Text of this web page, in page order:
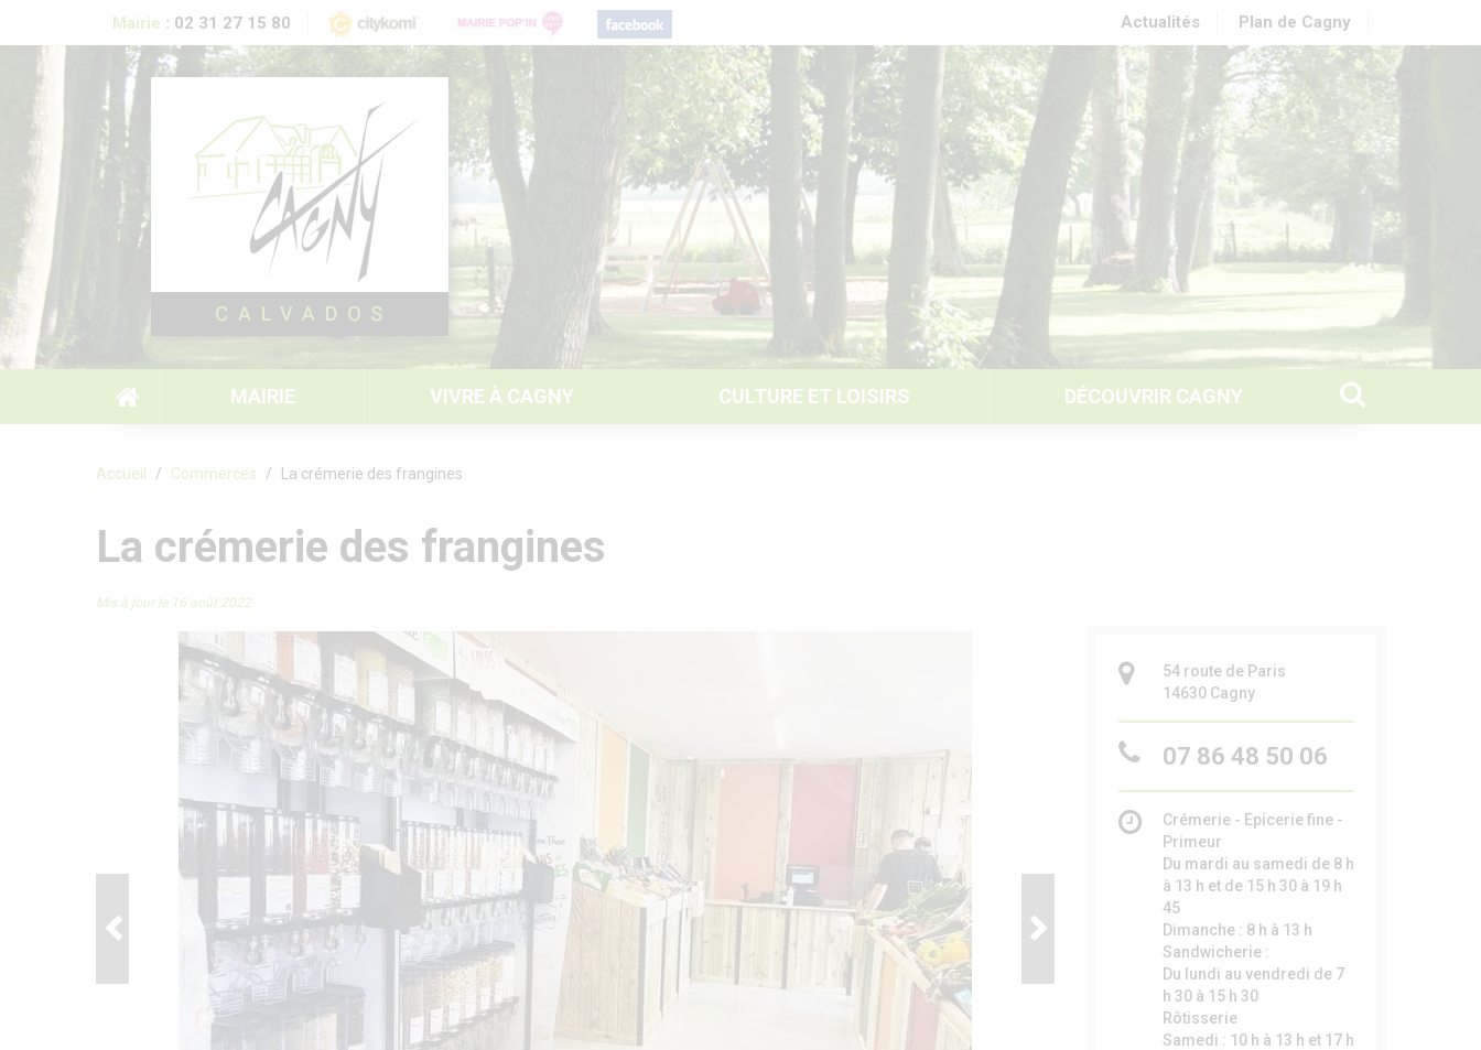
Mairie : 02 31 27 15 80 Actualités Plan de Cagny
MAIRIE VIVRE À CAGNY CULTURE ET LOISIRS DÉCOUVRIR CAGNY
Formulaire de recherche
Accueil Commerces La crémerie des frangines
La crémerie des frangines
Mis à jour le 16 août 2022
54 route de Paris
14630 Cagny
07 86 48 50 06
Crémerie - Epicerie fine -
Primeur
Du mardi au samedi de 8 h
à 13 h et de 15 h 30 à 19 h
45
Dimanche : 8 h à 13 h
Sandwicherie :
Du lundi au vendredi de 7
h 30 à 15 h 30
Rôtisserie
Samedi : 10 h à 13 h et 17 h